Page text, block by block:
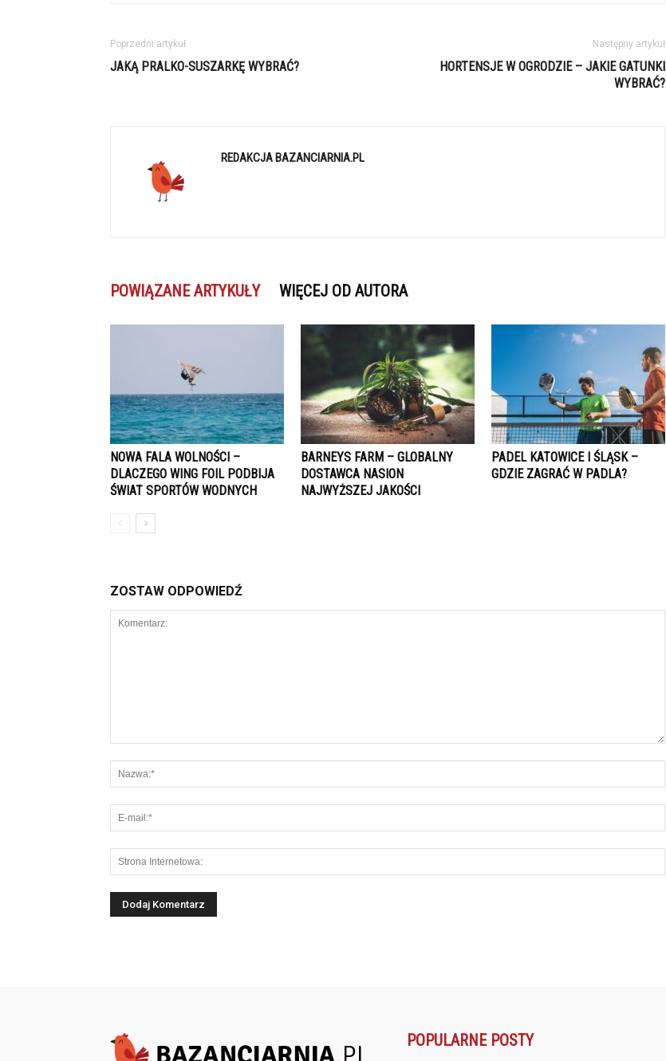
Poprzedni artykuł
JAKĄ PRALKO-SUSZARKĘ WYBRAĆ?
Następny artykuł
HORTENSJE W OGRODZIE – JAKIE GATUNKI
WYBRAĆ?
REDAKCJA BAZANCIARNIA.PL
POWIĄZANE ARTYKUŁY WIĘCEJ OD AUTORA
NOWA FALA WOLNOŚCI –
DLACZEGO WING FOIL PODBIJA
ŚWIAT SPORTÓW WODNYCH
BARNEYS FARM – GLOBALNY
DOSTAWCA NASION
NAJWYŻSZEJ JAKOŚCI
PADEL KATOWICE I ŚLĄSK –
GDZIE ZAGRAĆ W PADLA?
ZOSTAW ODPOWIEDŹ
POPULARNE POSTY